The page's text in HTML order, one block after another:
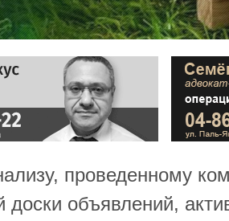
проведенному
доски объявлений,